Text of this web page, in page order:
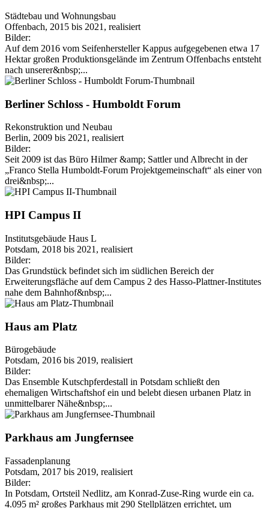
Städtebau und Wohnungsbau
Offenbach, 2015 bis 2021, realisiert
Bilder:
Auf dem 2016 vom Seifenhersteller Kappus aufgegebenen etwa 17
Hektar großen Produktionsgelände im Zentrum Offenbachs entsteht
nach unserer&nbsp;...
Berliner Schloss - Humboldt Forum
Rekonstruktion und Neubau
Berlin, 2009 bis 2021, realisiert
Bilder:
Seit 2009 ist das Büro Hilmer &amp; Sattler und Albrecht in der
„Franco Stella Humboldt-Forum Projektgemeinschaft“ als einer von
drei&nbsp;...
HPI Campus II
Institutsgebäude Haus L
Potsdam, 2018 bis 2021, realisiert
Bilder:
Das Grundstück befindet sich im südlichen Bereich der
Erweiterungsfläche auf dem Campus 2 des Hasso-Plattner-Institutes
nahe dem Bahnhof&nbsp;...
Haus am Platz
Bürogebäude
Potsdam, 2016 bis 2019, realisiert
Bilder:
Das Ensemble Kutschpferdestall in Potsdam schließt den
ehemaligen Wirtschaftshof ein und belebt diesen urbanen Platz in
unmittelbarer Nähe&nbsp;...
Parkhaus am Jungfernsee
Fassadenplanung
Potsdam, 2017 bis 2019, realisiert
Bilder:
In Potsdam, Ortsteil Nedlitz, am Konrad-Zuse-Ring wurde ein ca.
4.095 m² großes Parkhaus mit 290 Stellplätzen errichtet, um